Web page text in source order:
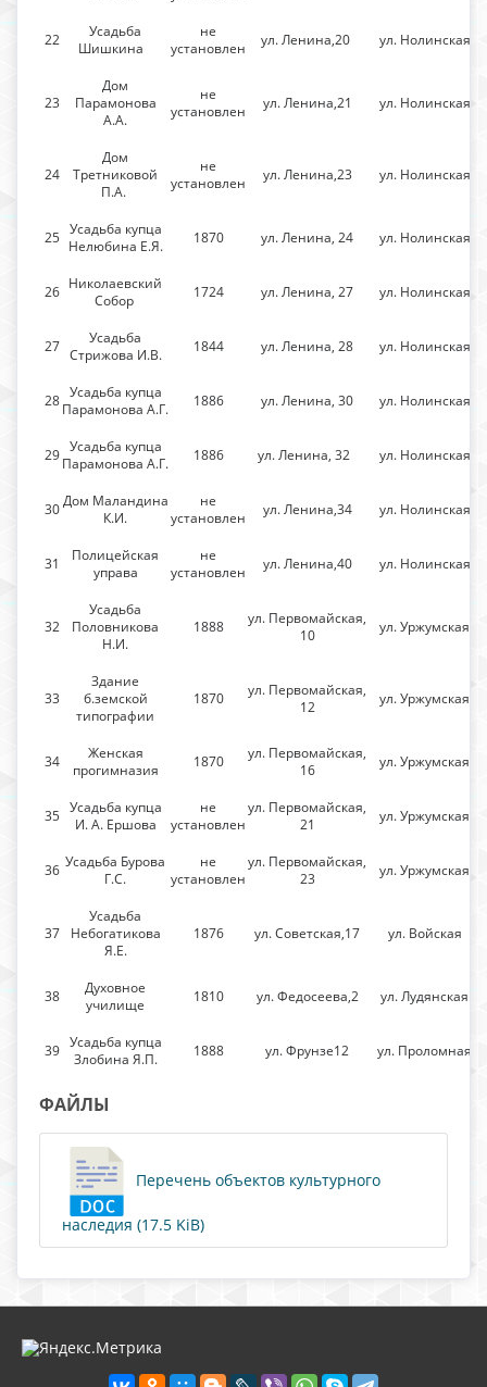
22
Усадьба
Шишкина
не
установлен
ул. Ленина,20 ул. Нолинская
23
Дом
Парамонова
А.А.
не
установлен
ул. Ленина,21 ул. Нолинская
24
Дом
Третниковой
П.А.
не
установлен
ул. Ленина,23 ул. Нолинская
25 Усадьба купца
Нелюбина Е.Я.
1870 ул. Ленина, 24 ул. Нолинская
26 Николаевский
Собор
1724 ул. Ленина, 27 ул. Нолинская
27
Усадьба
Стрижова И.В.
1844 ул. Ленина, 28 ул. Нолинская
28 Усадьба купца
Парамонова А.Г.
1886 ул. Ленина, 30 ул. Нолинская
29 Усадьба купца
Парамонова А.Г.
1886 ул. Ленина, 32 ул. Нолинская
30Дом Маландина
К.И.
не
установлен
ул. Ленина,34 ул. Нолинская
31
Полицейская
управа
не
установлен
ул. Ленина,40 ул. Нолинская
32
Усадьба
Половникова
Н.И.
1888
ул. Первомайская,
10
ул. Уржумская
33
Здание
б.земской
типографии
1870
ул. Первомайская,
12
ул. Уржумская
34
Женская
прогимназия
1870
ул. Первомайская,
16
ул. Уржумская
35 Усадьба купца
И. А. Ершова
не
установлен
ул. Первомайская,
21
ул. Уржумская
36 Усадьба Бурова
Г.С.
не
установлен
ул. Первомайская,
23
ул. Уржумская
37
Усадьба
Небогатикова
Я.Е.
1876 ул. Советская,17 ул. Войская
38
Духовное
училище
1810 ул. Федосеева,2 ул. Лудянская
39 Усадьба купца
Злобина Я.П.
1888 ул. Фрунзе12 ул. Проломная
ФАЙЛЫ
Перечень объектов культурного
наследия (17.5 KiB)